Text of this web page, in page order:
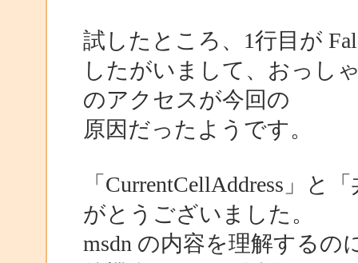
試したところ、1行目が
したがいまして、おっし
のアクセスが今回の
原因だったようです。
「CurrentCellAddress」
がとうございました。
msdn の内容を理解する